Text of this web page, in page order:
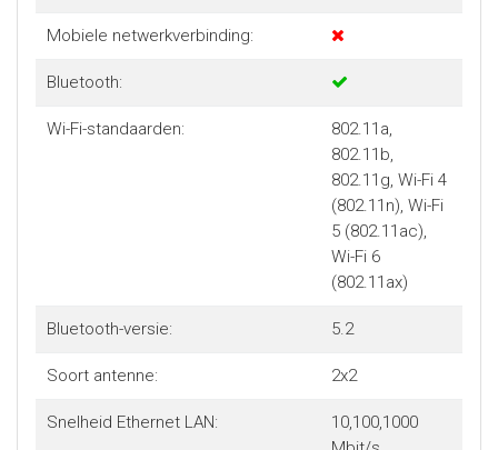
Mobiele netwerkverbinding:
Bluetooth:
Wi-Fi-standaarden:
802.11a,
802.11b,
802.11g, Wi-Fi 4
(802.11n), Wi-Fi
5 (802.11ac),
Wi-Fi 6
(802.11ax)
Bluetooth-versie: 5.2
Soort antenne: 2x2
Snelheid Ethernet LAN:
10,100,1000